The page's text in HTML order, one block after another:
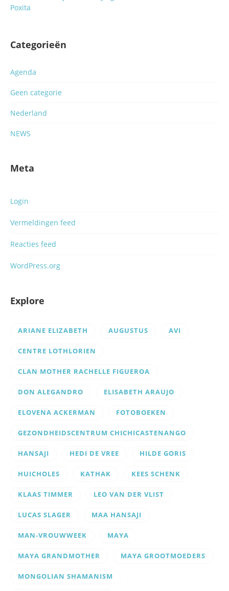
Poxita
Categorieën
Agenda
Geen categorie
Nederland
NEWS
Meta
Login
Vermeldingen feed
Reacties feed
WordPress.org
Explore
ARIANE ELIZABETH AUGUSTUS AVI
CENTRE LOTHLORIEN
CLAN MOTHER RACHELLE FIGUEROA
DON ALEGANDRO ELISABETH ARAUJO
ELOVENA ACKERMAN FOTOBOEKEN
GEZONDHEIDSCENTRUM CHICHICASTENANGO
HANSAJI HEDI DE VREE HILDE GORIS
HUICHOLES KATHAK KEES SCHENK
KLAAS TIMMER LEO VAN DER VLIST
LUCAS SLAGER MAA HANSAJI
MAN-VROUWWEEK MAYA
MAYA GRANDMOTHER MAYA GROOTMOEDERS
MONGOLIAN SHAMANISM